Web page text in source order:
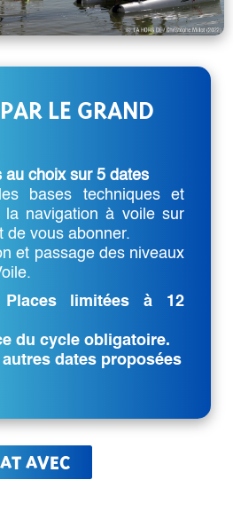
LE GRAND
au choix sur 5 dates
bases techniques et
la navigation à voile sur
de vous abonner.
et passage des niveaux
limitées à 12
du cycle obligatoire.
dates proposées
AVEC